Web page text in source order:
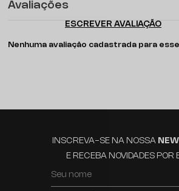
Avaliações
ESCREVER AVALIAÇÃO
Nenhuma avaliação cadastrada para
INSCREVA-SE NA NOSSA
E RECEBA NOVIDADES POR
Seu nome